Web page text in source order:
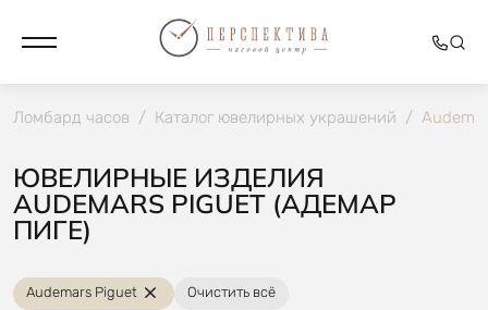
Ломбард часов / Каталог ювелирных украшений /
ЮВЕЛИРНЫЕ ИЗДЕЛИЯ
AUDEMARS PIGUET (АДЕМАР
ПИГЕ)
Audemars Piguet Очистить всё